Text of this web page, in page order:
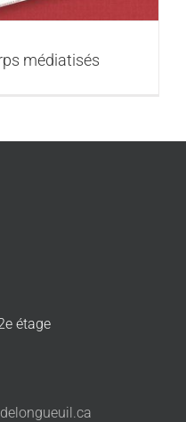
médiatisés
étage